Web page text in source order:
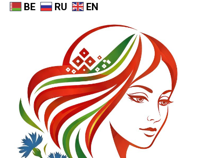
BE RU EN